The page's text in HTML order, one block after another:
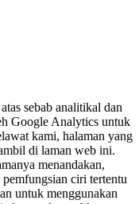
sebab analitikal dan
Google Analytics untuk
kami, halaman yang
di laman web ini.
menandakan,
ciri tertentu
untuk menggunakan